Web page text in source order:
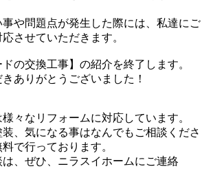
事や問題点が発生した際には、私達にご
させていただきます。
の交換工事】の紹介を終了します。
ありがとうございました！
々なリフォームに対応しています。
、気になる事はなんでもご相談くださ
で行っております。
、ぜひ、ニラスイホームにご連絡